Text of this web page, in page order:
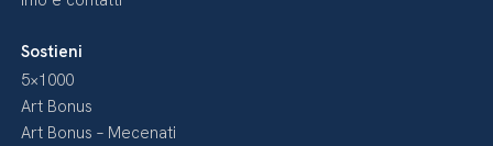
Sostieni
5×1000
Art Bonus
Art Bonus – Mecenati